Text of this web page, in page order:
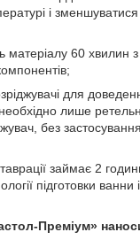
і
матеріалу 60 хвилин
для
лише
без
займає 2
підготовки ванни
Преміум»